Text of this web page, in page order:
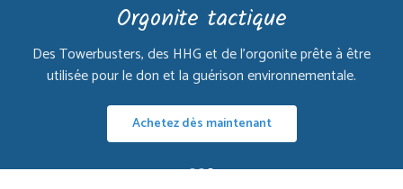
Orgonite tactique
Des Towerbusters, des HHG et de l'orgonite prête à être
utilisée pour le don et la guérison environnementale.
Achetez dès maintenant